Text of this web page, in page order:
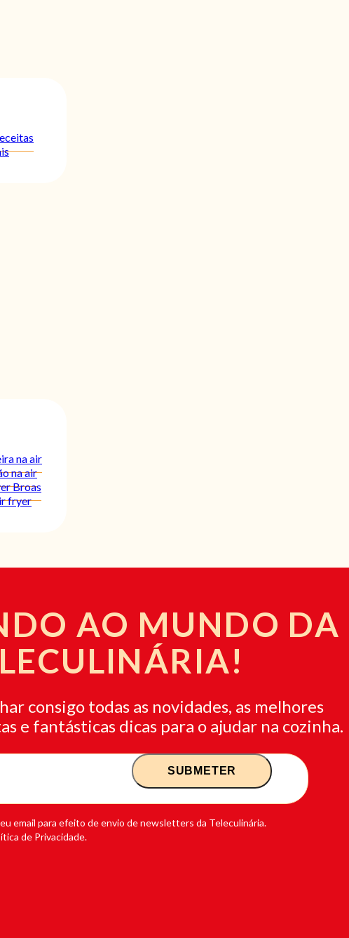
na air
na air
Broas
fryer
AO MUNDO DA
consigo todas as novidades, as melhores
e fantásticas dicas para o ajudar na cozinha.
email para efeito de envio de newsletters da Teleculinária.
de Privacidade.